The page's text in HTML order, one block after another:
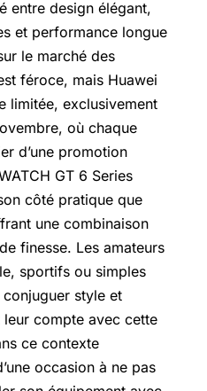
entre design élégant,
et performance longue
le marché des
féroce, mais Huawei
limitée, exclusivement
où chaque
d’une promotion
GT 6 Series
côté pratique que
une combinaison
finesse. Les amateurs
sportifs ou simples
style et
compte avec cette
ce contexte
occasion à ne pas